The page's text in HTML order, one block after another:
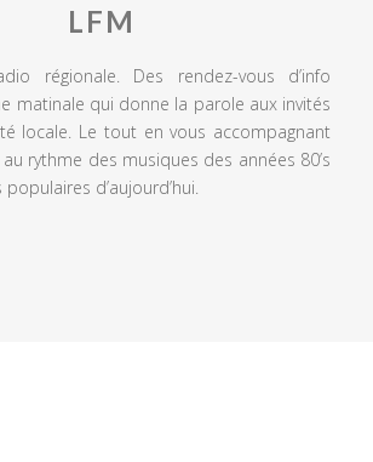
LFM
régionale. Des rendez-vous d’info
matinale qui donne la parole aux invités
locale. Le tout en vous accompagnant
rythme des musiques des années 80’s
d’aujourd’hui.